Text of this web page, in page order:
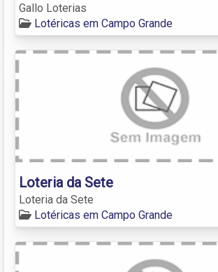
Gallo Loterias
Lotéricas em Campo Grande
Loteria da Sete
Loteria da Sete
Lotéricas em Campo Grande